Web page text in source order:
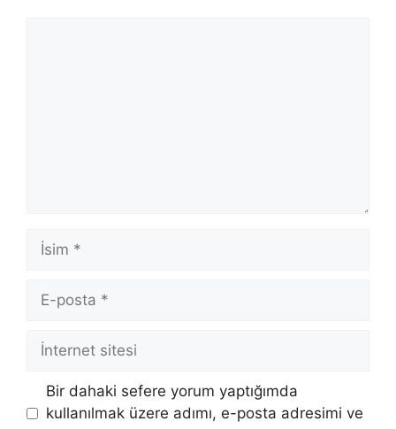
İsim
posta
İnternet
Bir dahaki sefere yorum yaptığımda
kullanılmak üzere adımı, e-posta adresimi ve